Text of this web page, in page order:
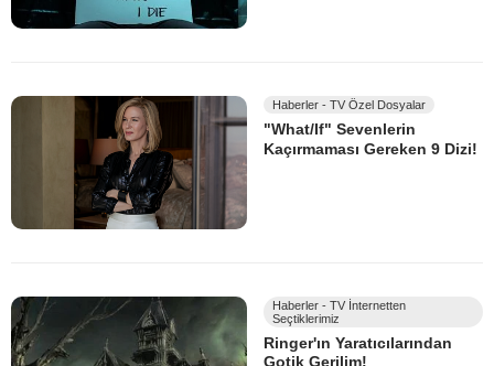
Haberler - TV Özel Dosyalar
"What/If" Sevenlerin
Kaçırmaması Gereken 9 Dizi!
Haberler - TV İnternetten
Seçtiklerimiz
Ringer'ın Yaratıcılarından
Gotik Gerilim!